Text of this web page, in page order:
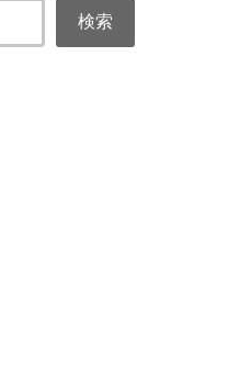
検索